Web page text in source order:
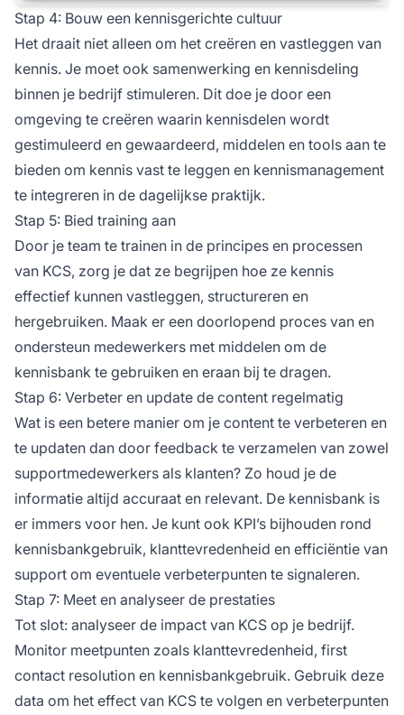
Stap 4: Bouw een kennisgerichte cultuur
Het draait niet alleen om het creëren en vastleggen van
kennis. Je moet ook samenwerking en kennisdeling
binnen je bedrijf stimuleren. Dit doe je door een
omgeving te creëren waarin kennisdelen wordt
gestimuleerd en gewaardeerd, middelen en tools aan te
bieden om kennis vast te leggen en kennismanagement
te integreren in de dagelijkse praktijk.
Stap 5: Bied training aan
Door je team te trainen in de principes en processen
van KCS, zorg je dat ze begrijpen hoe ze kennis
effectief kunnen vastleggen, structureren en
hergebruiken. Maak er een doorlopend proces van en
ondersteun medewerkers met middelen om de
kennisbank te gebruiken en eraan bij te dragen.
Stap 6: Verbeter en update de content regelmatig
Wat is een betere manier om je content te verbeteren en
te updaten dan door feedback te verzamelen van zowel
supportmedewerkers als klanten? Zo houd je de
informatie altijd accuraat en relevant. De kennisbank is
er immers voor hen. Je kunt ook KPI’s bijhouden rond
kennisbankgebruik, klanttevredenheid en efficiëntie van
support om eventuele verbeterpunten te signaleren.
Stap 7: Meet en analyseer de prestaties
Tot slot: analyseer de impact van KCS op je bedrijf.
Monitor meetpunten zoals klanttevredenheid, first
contact resolution en kennisbankgebruik. Gebruik deze
data om het effect van KCS te volgen en verbeterpunten